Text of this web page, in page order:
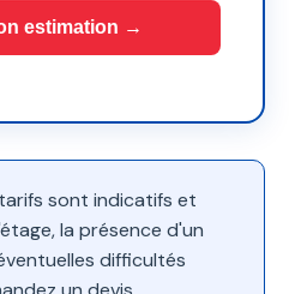
estimation →
sont indicatifs et
la présence d'un
difficultés